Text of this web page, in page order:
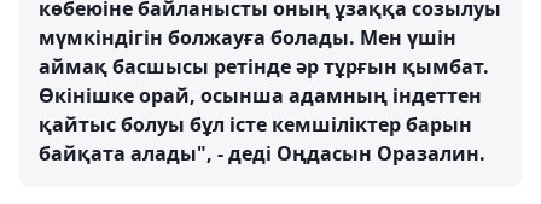
көбеюіне байланысты оның ұзаққа созылуы
мүмкіндігін болжауға болады. Мен үшін
аймақ басшысы ретінде әр тұрғын қымбат.
Өкінішке орай, осынша адамның індеттен
қайтыс болуы бұл істе кемшіліктер барын
байқата алады", - деді Оңдасын Оразалин.